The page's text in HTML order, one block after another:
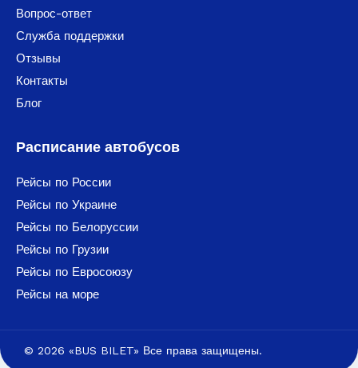
Вопрос-ответ
Служба поддержки
Отзывы
Контакты
Блог
Расписание автобусов
Рейсы по России
Рейсы по Украине
Рейсы по Белоруссии
Рейсы по Грузии
Рейсы по Евросоюзу
Рейсы на море
© 2026 «BUS BILET» Все права защищены.